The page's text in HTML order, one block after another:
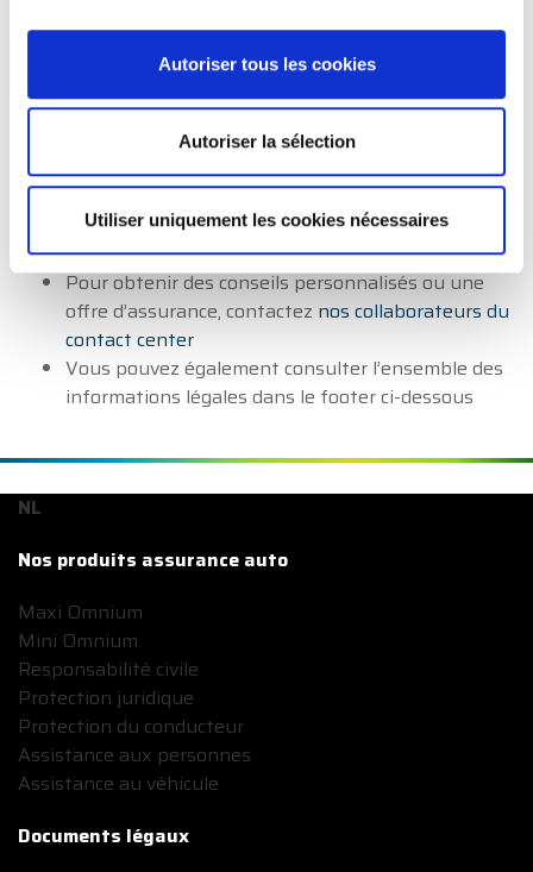
Autoriser tous les cookies
Autoriser la sélection
Utiliser uniquement les cookies nécessaires
pouvez appelerun de nos collaborateursoule
service Gestion des plaintes .
sont :
Par e-mail :plainte@pv.be
Par écrit : Gestion des Plaintes de P&V, Rue
Royale 151, 1210 Bruxelles
Les coordonnées de l’Ombudsman des assurances
sont :www.ombudsman.as
Pour obtenir des conseils personnalisés ou une
offre d’assurance, contactez nos collaborateurs du
contact center
Vous pouvez également consulter l’ensemble des
informations légales dans le footer ci-dessous
NL
Nos produits assurance auto
Maxi Omnium
Mini Omnium
Responsabilité civile
Protection juridique
Protection du conducteur
Assistance aux personnes
Assistance au véhicule
Documents légaux